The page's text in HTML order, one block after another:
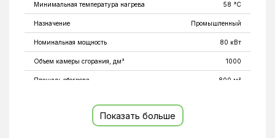
Минимальная температура нагрева 58 °C
Назначение Промышленный
Номинальная мощность 80 кВт
Объем камеры сгорания, дм³ 1000
Площадь обогрева 800 м²
Подключение к электросетиПоказать больше